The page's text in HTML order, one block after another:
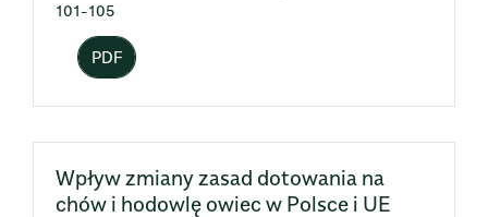
101-105
PDF
Wpływ zmiany zasad dotowania na
chów i hodowlę owiec w Polsce i UE